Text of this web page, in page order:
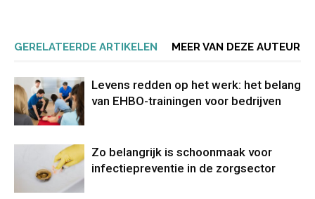
GERELATEERDE ARTIKELEN MEER VAN DEZE AUTEUR
Levens redden op het werk: het belang
van EHBO-trainingen voor bedrijven
Zo belangrijk is schoonmaak voor
infectiepreventie in de zorgsector